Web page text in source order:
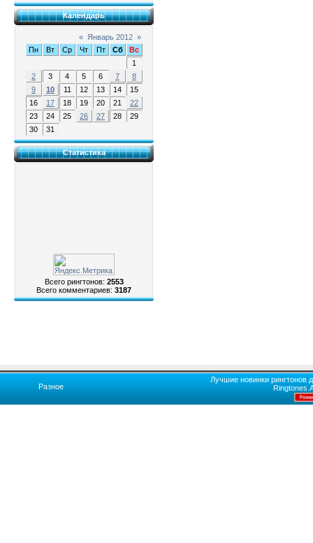
Календарь
« Январь 2012 »
Пн
Вт Ср Чт Пт Сб
Вс
1
2
3 4 5 6 7
8
9
10 11 12 13 14
15
16
17 18 19 20 21
22
23
24 25 26 27 28
29
30
31
Статистика
Всего рингтонов: 2553
Всего комментариев: 3187
Разное
Лучшие новинки рингтонов